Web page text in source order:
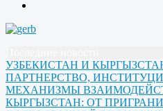
УЗБЕКИСТАН И
ПАРТНЕРСТВО,
МЕХАНИЗМЫ
КЫРГЫЗСТАН: ОТ